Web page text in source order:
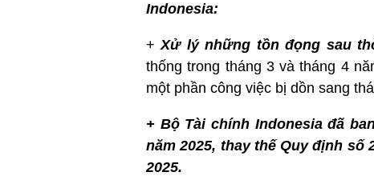
Indonesia:
+ Xử lý những tồn đọng sau
thống trong tháng 3 và tháng 4
một phần công việc bị dồn sang
+ Bộ Tài chính Indonesia đã
năm 2025, thay thế Quy định số
2025.